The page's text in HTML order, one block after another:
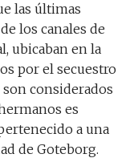
las últimas
los canales de
ubicaban en la
por el secuestro
considerados
es
a una
de Goteborg.